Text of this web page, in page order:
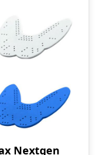
Nextgen